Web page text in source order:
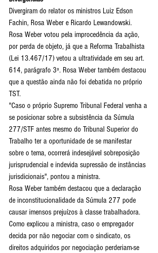
Divergiram do relator os ministros Luiz Edson
Fachin, Rosa Weber e Ricardo Lewandowski.
Rosa Weber votou pela improcedência da ação,
por perda de objeto, já que a Reforma Trabalhista
(Lei 13.467/17) vetou a ultratividade em seu art.
614, parágrafo 3º. Rosa Weber também destacou
que a questão ainda não foi debatida no próprio
TST.
"Caso o próprio Supremo Tribunal Federal venha a
se posicionar sobre a subsistência da Súmula
277/STF antes mesmo do Tribunal Superior do
Trabalho ter a oportunidade de se manifestar
sobre o tema, ocorrerá indesejável sobreposição
jurisprudencial e indevida supressão de instâncias
jurisdicionais", pontou a ministra.
Rosa Weber também destacou que a declaração
de inconstitucionalidade da Súmula 277 pode
causar imensos prejuízos à classe trabalhadora.
Como explicou a ministra, caso o empregador
decida por não negociar com o sindicato, os
direitos adquiridos por negociação perderiam-se